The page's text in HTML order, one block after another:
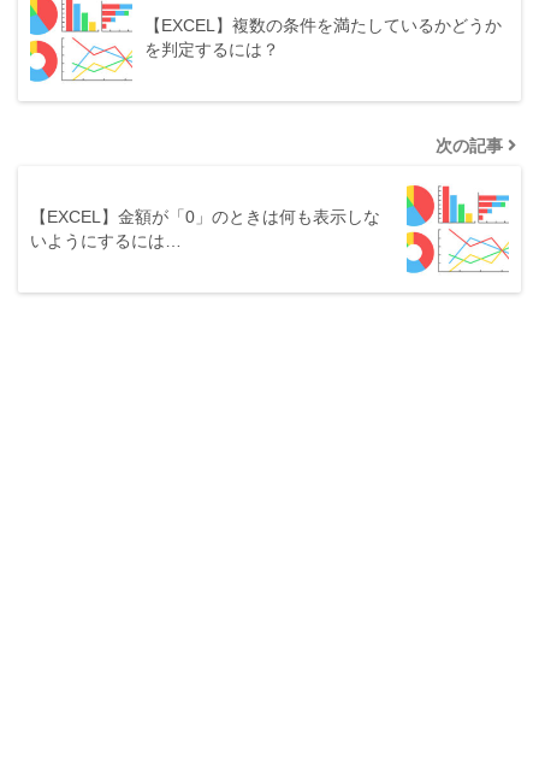
【EXCEL】複数の条件を満たしているかどうか
を判定するには？
次の記事
【EXCEL】金額が「0」のときは何も表示しな
いようにするには…